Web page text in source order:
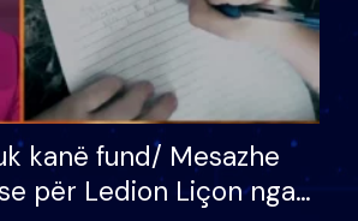
kanë fund/ Mesazhe
për Ledion Liçon nga